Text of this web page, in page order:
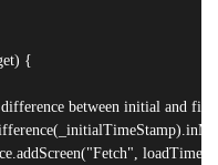
{
difference between initial and